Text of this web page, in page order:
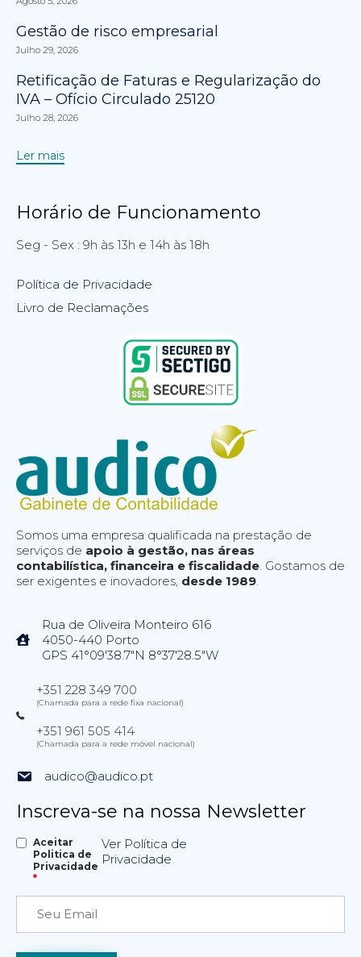
Gestão de risco empresarial
Julho 29, 2026
Retificação de Faturas e Regularização do
IVA – Ofício Circulado 25120
Julho 28, 2026
Ler mais
Horário de Funcionamento
Seg - Sex : 9h às 13h e 14h às 18h
Política de Privacidade
Livro de Reclamações
Somos uma empresa qualificada na prestação de
serviços de apoio à gestão, nas áreas
contabilística, financeira e fiscalidade. Gostamos de
ser exigentes e inovadores, desde 1989.
Rua de Oliveira Monteiro 616
4050-440 Porto
GPS 41°09'38.7"N 8°37'28.5"W
+351 228 349 700
(Chamada para a rede fixa nacional)
+351 961 505 414
(Chamada para a rede móvel nacional)
audico@audico.pt
Inscreva-se na nossa Newsletter
Aceitar
Politica de
Privacidade
*
Ver Política de
Privacidade